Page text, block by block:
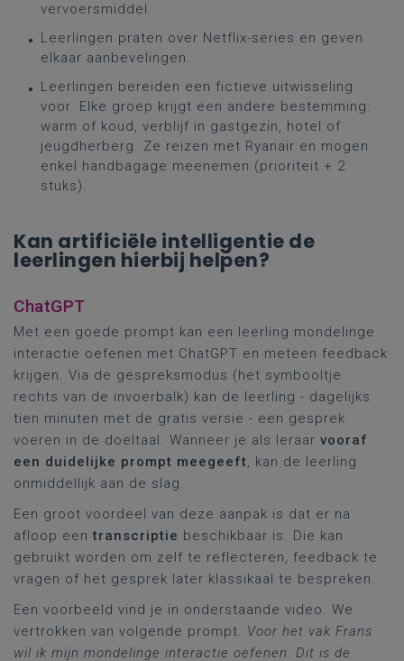
vervoersmiddel.
Leerlingen praten over Netflix-series en geven
elkaar aanbevelingen.
Leerlingen bereiden een fictieve uitwisseling
voor. Elke groep krijgt een andere bestemming:
warm of koud, verblijf in gastgezin, hotel of
jeugdherberg. Ze reizen met Ryanair en mogen
enkel handbagage meenemen (prioriteit + 2
stuks).
Kan artificiële intelligentie de
leerlingen hierbij helpen?
ChatGPT
Met een goede prompt kan een leerling mondelinge
interactie oefenen met ChatGPT en meteen feedback
krijgen. Via de gespreksmodus (het symbooltje
rechts van de invoerbalk) kan de leerling - dagelijks
tien minuten met de gratis versie - een gesprek
voeren in de doeltaal. Wanneer je als leraar vooraf
een duidelijke prompt meegeeft, kan de leerling
onmiddellijk aan de slag.
Een groot voordeel van deze aanpak is dat er na
afloop eentranscriptie beschikbaar is. Die kan
gebruikt worden om zelf te reflecteren, feedback te
vragen of het gesprek later klassikaal te bespreken.
Een voorbeeld vind je in onderstaande video. We
vertrokken van volgende prompt. Voor het vak Frans
wil ik mijn mondelinge interactie oefenen. Dit is de